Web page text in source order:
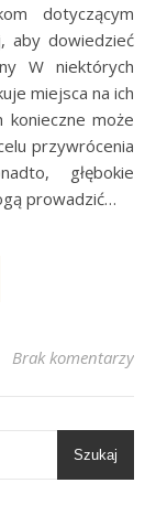
dotyczącym
aby dowiedzieć
W niektórych
miejsca na ich
konieczne może
przywrócenia
głębokie
prowadzić…
Brak komentarzy
Szukaj